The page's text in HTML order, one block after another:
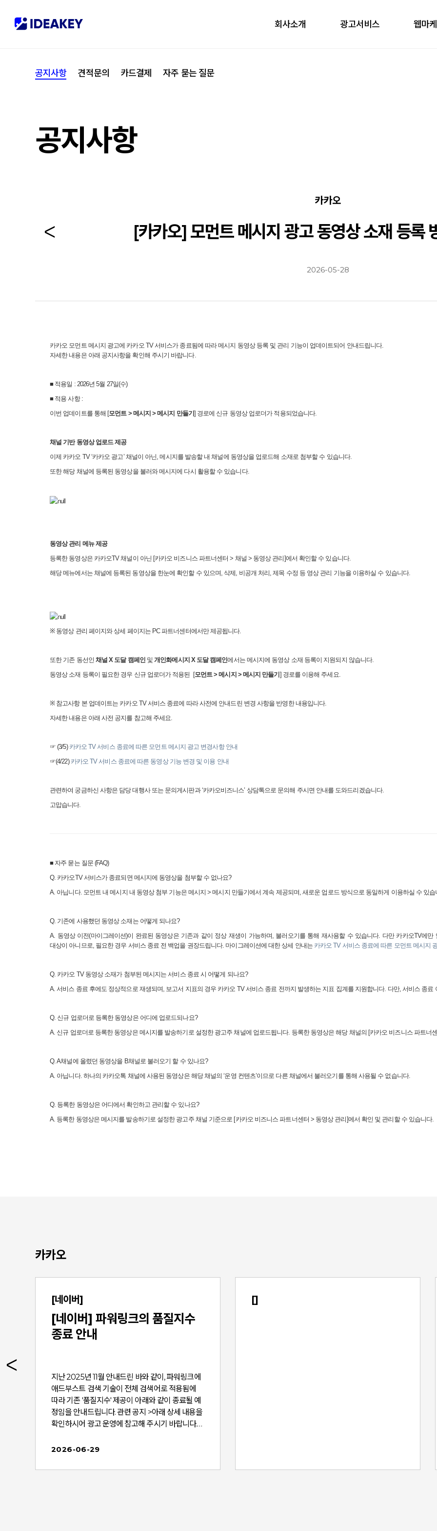
회사소개 광고서비스 웹마
공지사항 견적문의 카드결제 자주 묻는 질문
공지사항
카카오
[카카오] 모먼트 메시지 광고 동영상 소재 등록
2026-05-28
카카오 모먼트 메시지 광고에 카카오TV서비스가 종료됨에 따라 메시지 동영상 등록 및 관리 기능이 업데이트되어 안내드립니다.
자세한 내용은 아래 공지사항을 확인해 주시기 바랍니다.
■ 적용일 : 2026년 5월 27일(수)
■ 적용 사항:
이번 업데이트를 통해 [모먼트> 메시지 >메시지 만들기 ] 경로에 신규 동영상 업로더가 적용되었습니다.
채널 기반 동영상 업로드 제공
이제 카카오 TV ‘카카오 광고’ 채널이 아닌,메시지를 발송할 내 채널에 동영상을 업로드해 소재로 첨부할 수 있습니다.
또한 해당 채널에 등록된 동영상을 불러와 메시지에 다시 활용할 수 있습니다.
동영상 관리 메뉴 제공
등록한 동영상은 카카오TV채널이 아닌 [카카오 비즈니스 파트너센터 > 채널 > 동영상 관리]에서 확인할 수 있습니다.
해당 메뉴에서는 채널에 등록된 동영상을 한눈에 확인할 수 있으며,삭제, 비공개 처리,제목 수정 등 영상 관리 기능을 이용하실 수 있습니다.
※ 동영상 관리 페이지와 상세 페이지는PC파트너센터에서만 제공됩니다.
또한 기존 동선인 채널 X 도달 캠페인 및 개인화메시지 X 도달 캠페인에서는 메시지에 동영상 소재 등록이 지원되지 않습니다.
동영상 소재 등록이 필요한 경우 신규 업로더가 적용된
[모먼트>메시지 > 메시지 만들기 ] 경로를 이용해 주세요.
※ 참고사항 본 업데이트는 카카오TV서비스 종료에 따라 사전에 안내드린 변경 사항을 반영한 내용입니다.
자세한 내용은 아래 사전 공지를 참고해 주세요.
☞ (3/5) 카카오 TV서비스 종료에따른 모먼트 메시지 광고 변경사항 안내
☞(4/22) 카카오 TV서비스 종료에따른 동영상 기능 변경 및 이용 안내
관련하여 궁금하신 사항은 담당 대행사 또는 문의게시판과‘카카오비즈니스’ 상담톡으로 문의해 주시면 안내를 도와드리겠습니다.
고맙습니다.
■ 자주 묻는 질문(FAQ)
Q. 카카오TV서비스가 종료되면 메시지에 동영상을 첨부할 수 없나요?
A. 아닙니다. 모먼트 내 메시지 내 동영상 첨부 기능은 메시지 >메시지 만들기에서 계속 제공되며,새로운 업로드 방식으로 동일하게 이용하실 수 있습
Q. 기존에 사용했던 동영상 소재는 어떻게 되나요?
A. 동영상 이전(마이그레이션)이 완료된 동영상은 기존과 같이 정상 재생이 가능하며, 불러오기를 통해 재사용할 수 있습니다. 다만 카카오TV에만
대상이 아니므로, 필요한 경우 서비스 종료 전 백업을 권장드립니다. 마이그레이션에 대한 상세 안내는 카카오 TV 서비스 종료에따른 모먼트 메시지
Q. 카카오 TV 동영상 소재가 첨부된 메시지는 서비스 종료 시 어떻게 되나요?
A.서비스 종료 후에도 정상적으로 재생되며, 보고서 지표의 경우 카카오 TV서비스 종료 전까지 발생하는 지표 집계를 지원합니다. 다만, 서비스 종료
Q. 신규 업로더로 등록한 동영상은 어디에 업로드되나요?
A. 신규 업로더로 등록한 동영상은 메시지를 발송하기로 설정한 광고주 채널에 업로드됩니다. 등록한 동영상은 해당 채널의 [카카오 비즈니스 파트너
Q. A채널에 올렸던 동영상을 B채널로 불러오기 할 수 있나요?
A. 아닙니다. 하나의 카카오톡 채널에 사용된 동영상은 해당 채널의‘운영 컨텐츠’이므로 다른 채널에서 불러오기를 통해 사용될 수 없습니다.
Q. 등록한 동영상은 어디에서 확인하고 관리할 수 있나요?
A. 등록한 동영상은 메시지를 발송하기로 설정한 광고주 채널 기준으로 [카카오 비즈니스 파트너센터 > 동영상 관리]에서 확인 및 관리할 수 있습니다.
카카오
[네이버]
[네이버] 파워링크의 품질지수
종료 안내
지난 2025년 11월 안내드린 바와 같이, 파워링크에
애드부스트 검색 기술이 전체 검색어로 적용됨에
따라 기존 '품질지수' 제공이 아래와 같이 종료될 예
정임을 안내드립니다. 관련 공지 >아래 상세 내용을
확인하시어 광고 운영에 참고해 주시기 바랍니다.​​
종료 일정 : 2026년 7월 29일(수)* 상기 일정은 내
[광고관리의 파워링크 캠페인 > 광고그룹 > 키워드
2026-06-29
[]